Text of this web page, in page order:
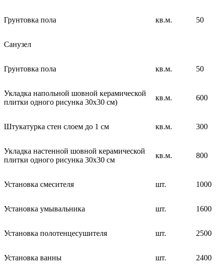
Грунтовка пола кв.м. 50
Санузел
Грунтовка пола кв.м. 50
Укладка напольной шовной керамической
плитки одного рисунка 30х30 см)
кв.м. 600
Штукатурка стен слоем до 1 см кв.м. 300
Укладка настенной шовной керамической
плитки одного рисунка 30х30 см
кв.м. 800
Установка смесителя шт. 1000
Установка умывальника шт. 1600
Установка полотенцесушителя шт. 2500
Установка ванны шт. 2400